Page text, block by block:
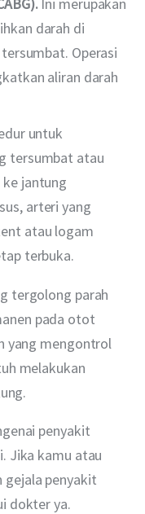
darah di
Operasi
aliran darah
untuk
tersumbat atau
jantung
arteri yang
atau logam
terbuka.
tergolong parah
pada otot
yang mengontrol
melakukan
penyakit
Jika kamu atau
penyakit
dokter ya.